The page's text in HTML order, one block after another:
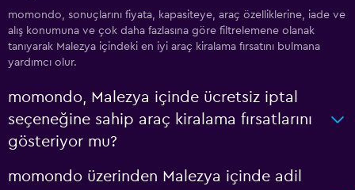
momondo, sonuçlarını fiyata, kapasiteye, araç özelliklerine, iade ve
alış konumuna ve çok daha fazlasına göre filtrelemene olanak
tanıyarak Malezya içindeki en iyi araç kiralama fırsatını bulmana
yardımcı olur.
momondo, Malezya içinde ücretsiz iptal
seçeneğine sahip araç kiralama fırsatlarını
gösteriyor mu?
momondo üzerinden Malezya içinde adil